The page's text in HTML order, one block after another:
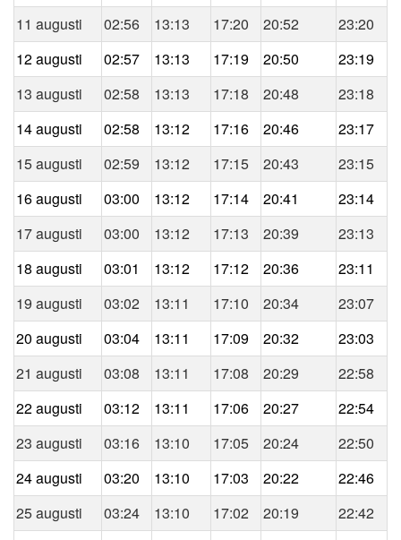
11 augusti
02:56 13:13 17:20 20:52
23:20
12 augusti
02:57 13:13 17:19 20:50
23:19
13 augusti
02:58 13:13 17:18 20:48
23:18
14 augusti
02:58 13:12 17:16 20:46
23:17
15 augusti
02:59 13:12 17:15 20:43
23:15
16 augusti
03:00 13:12 17:14 20:41
23:14
17 augusti
03:00 13:12 17:13 20:39
23:13
18 augusti
03:01 13:12 17:12 20:36
23:11
19 augusti
03:02 13:11 17:10 20:34
23:07
20 augusti
03:04 13:11 17:09 20:32
23:03
21 augusti
03:08 13:11 17:08 20:29
22:58
22 augusti
03:12 13:11 17:06 20:27
22:54
23 augusti
03:16 13:10 17:05 20:24
22:50
24 augusti
03:20 13:10 17:03 20:22
22:46
25 augusti
03:24 13:10 17:02 20:19
22:42